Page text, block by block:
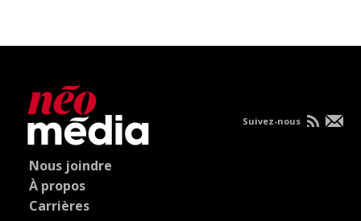
Nous joindre
À propos
Carrières
Suivez-nous